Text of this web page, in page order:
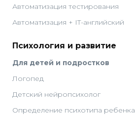
Автоматизация тестирования
Автоматизация + IT-английский
Психология и развитие
Для детей и подростков
Логопед
Детский нейропсихолог
Определение психотипа ребенка